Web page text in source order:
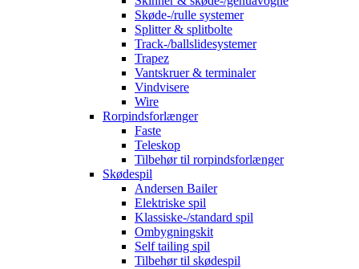
Skøde-/rulle systemer
Splitter & splitbolte
Track-/ballslidesystemer
Trapez
Vantskruer & terminaler
Vindvisere
Wire
Rorpindsforlænger
Faste
Teleskop
Tilbehør til rorpindsforlænger
Skødespil
Andersen Bailer
Elektriske spil
Klassiske-/standard spil
Ombygningskit
Self tailing spil
Tilbehør til skødespil